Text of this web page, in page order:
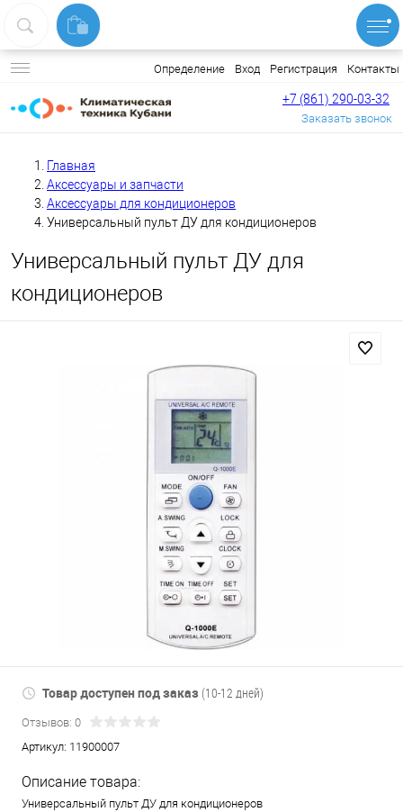
Определение Вход Регистрация Контакты
+7 (861) 290-03-32
Заказать звонок
Главная
Аксессуары и запчасти
Аксессуары для кондиционеров
Универсальный пульт ДУ для кондиционеров
Универсальный пульт ДУ для
кондиционеров
Товар доступен под заказ (10-12 дней)
Отзывов: 0
Артикул: 11900007
Описание товара:
Универсальный пульт ДУ для кондиционеров